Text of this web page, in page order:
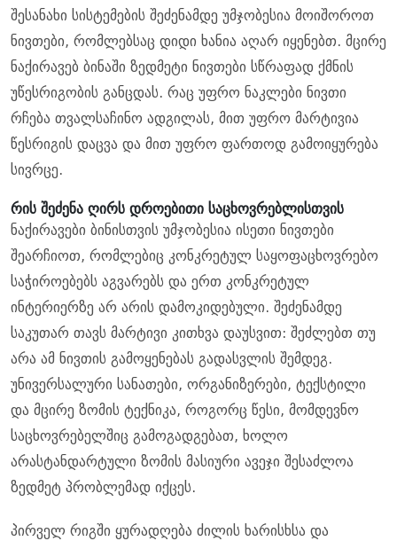
შესანახი სისტემების შეძენამდე უმჯობესია მოიშოროთ
ნივთები, რომლებსაც დიდი ხანია აღარ იყენებთ. მცირე
ნაქირავებ ბინაში ზედმეტი ნივთები სწრაფად ქმნის
უწესრიგობის განცდას. რაც უფრო ნაკლები ნივთი
რჩება თვალსაჩინო ადგილას, მით უფრო მარტივია
წესრიგის დაცვა და მით უფრო ფართოდ გამოიყურება
სივრცე.
რის შეძენა ღირს დროებითი საცხოვრებლისთვის
ნაქირავები ბინისთვის უმჯობესია ისეთი ნივთები
შეარჩიოთ, რომლებიც კონკრეტულ საყოფაცხოვრებო
საჭიროებებს აგვარებს და ერთ კონკრეტულ
ინტერიერზე არ არის დამოკიდებული. შეძენამდე
საკუთარ თავს მარტივი კითხვა დაუსვით: შეძლებთ თუ
არა ამ ნივთის გამოყენებას გადასვლის შემდეგ.
უნივერსალური სანათები, ორგანიზერები, ტექსტილი
და მცირე ზომის ტექნიკა, როგორც წესი, მომდევნო
საცხოვრებელშიც გამოგადგებათ, ხოლო
არასტანდარტული ზომის მასიური ავეჯი შესაძლოა
ზედმეტ პრობლემად იქცეს.
პირველ რიგში ყურადღება ძილის ხარისხსა და